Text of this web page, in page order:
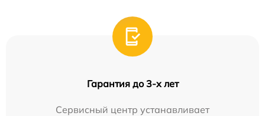
Гарантия до 3-х лет
Сервисный центр устанавливает